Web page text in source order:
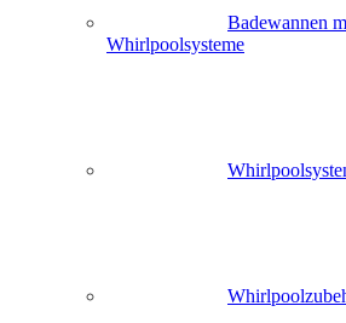
Badewannen
Whirlpoolsysteme